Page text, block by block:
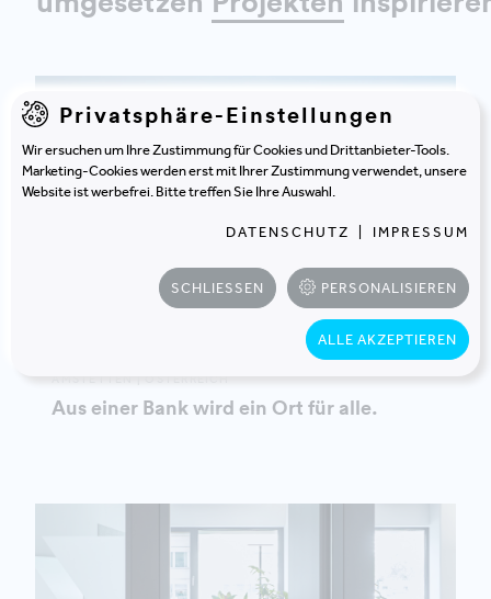
RAIFFEISEN REGION AMSTETTEN EGEN
AMSTETTEN | ÖSTERREICH
Aus einer Bank wird ein Ort für alle.
Privatsphäre-Einstellungen
Wir ersuchen um Ihre Zustimmung für Cookies und Drittanbieter-Tools.
Marketing-Cookies werden erst mit Ihrer Zustimmung verwendet, unsere
Website ist werbefrei. Bitte treffen Sie Ihre Auswahl.
DATENSCHUTZ IMPRESSUM
SCHLIESSEN PERSONALISIEREN
ALLE AKZEPTIEREN